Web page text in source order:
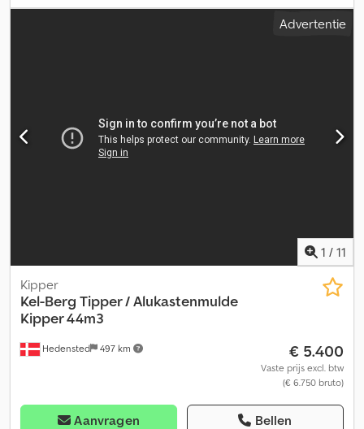
Bouwjaar:2024, = Extra opties en accessoires = - Luchtvering
achter - Luchtvering voor = Aanvullende informatie =Advertentie
1 / 11
Hedensted 497 km
Kipper
Kel-Berg Tipper / Alukastenmulde
Kipper 44m3
€ 5.400
Vaste prijs excl. btw
(€ 6.750 bruto)
Aanvragen Bellen